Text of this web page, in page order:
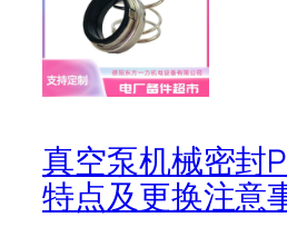
真空泵机械密封
特点及更换注意